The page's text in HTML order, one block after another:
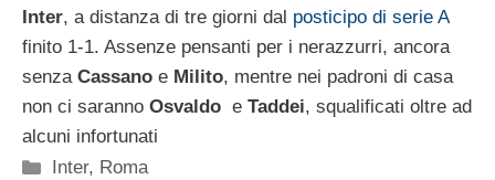
Inter, a distanza di tre giorni dal posticipo di serie A
finito 1-1. Assenze pensanti per i nerazzurri, ancora
senza Cassano e Milito, mentre nei padroni di casa
non ci saranno Osvaldo e Taddei, squalificati oltre ad
alcuni infortunati
Categorie
Inter, Roma